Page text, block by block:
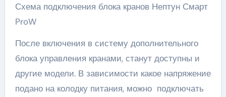
Схема подключения блока кранов Нептун Смарт
ProW
После включения в систему дополнительного
блока управления кранами, станут доступны и
другие модели. В зависимости какое напряжение
подано на колодку питания, можно подключать